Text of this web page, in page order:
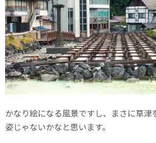
かなり絵になる風景ですし、まさに草津
姿じゃないかなと思います。